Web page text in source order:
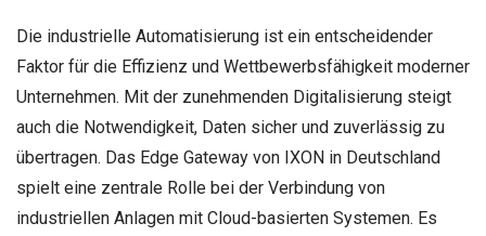
Die industrielle Automatisierung ist ein entscheidender
Faktor für die Effizienz und Wettbewerbsfähigkeit moderner
Unternehmen. Mit der zunehmenden Digitalisierung steigt
auch die Notwendigkeit, Daten sicher und zuverlässig zu
übertragen. Das Edge Gateway von IXON in Deutschland
spielt eine zentrale Rolle bei der Verbindung von
industriellen Anlagen mit Cloud-basierten Systemen. Es